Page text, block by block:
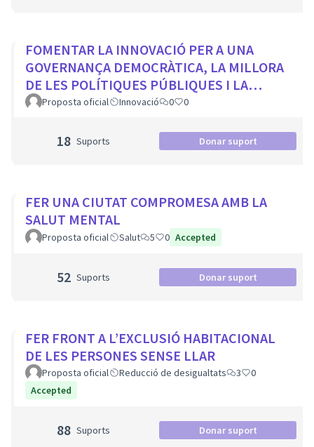
FOMENTAR LA INNOVACIÓ PER A UNA
GOVERNANÇA DEMOCRÀTICA, LA MILLORA
DE LES POLÍTIQUES PÚBLIQUES I LA
TRANSFORMACIÓ SOCIAL
Proposta oficial Innovació 0 0
18 Suports Donar suport
FER UNA CIUTAT COMPROMESA AMB LA
SALUT MENTAL
Proposta oficial Salut 5 0 Accepted
52 Suports Donar suport
FER FRONT A L’EXCLUSIÓ HABITACIONAL
DE LES PERSONES SENSE LLAR
Proposta oficial Reducció de desigualtats 3
0
Accepted
88 Suports Donar suport